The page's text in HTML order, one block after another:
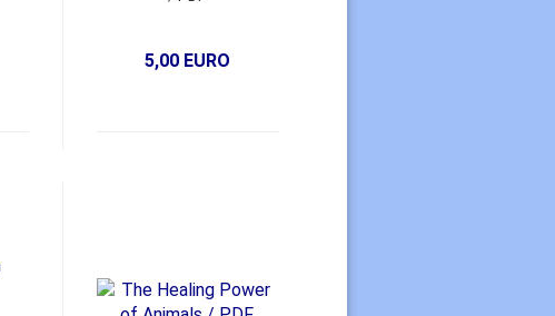
5,00 EURO